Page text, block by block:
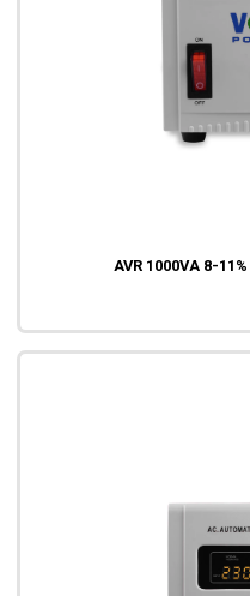
AVR 1000VA 8-11%